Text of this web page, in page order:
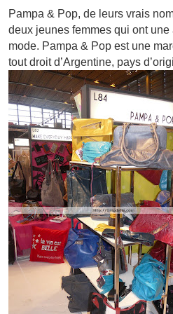
Pampa & Pop, de leurs vrais
deux jeunes femmes qui ont
mode. Pampa & Pop est une
tout droit d’Argentine, pays